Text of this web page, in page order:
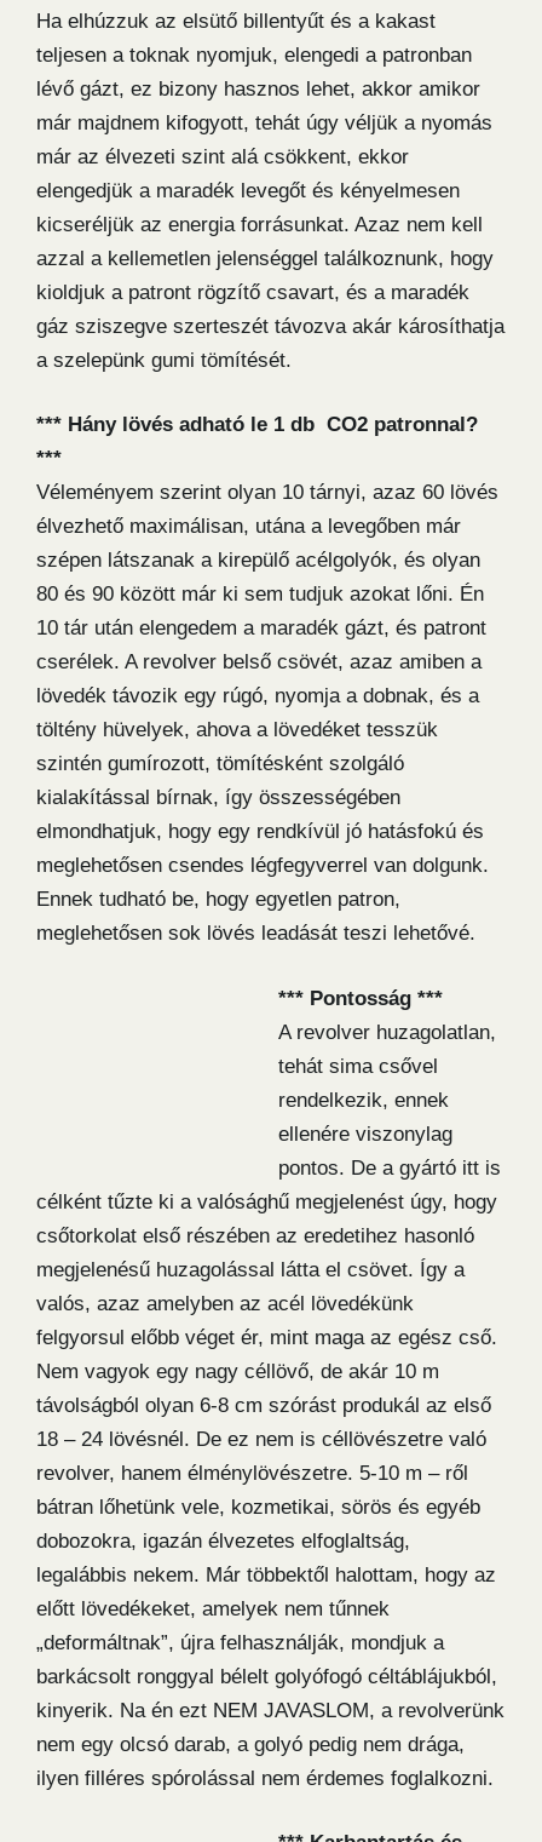
Ha elhúzzuk az elsütő billentyűt és a kakast
teljesen a toknak nyomjuk, elengedi a patronban
lévő gázt, ez bizony hasznos lehet, akkor amikor
már majdnem kifogyott, tehát úgy véljük a nyomás
már az élvezeti szint alá csökkent, ekkor
elengedjük a maradék levegőt és kényelmesen
kicseréljük az energia forrásunkat. Azaz nem kell
azzal a kellemetlen jelenséggel találkoznunk, hogy
kioldjuk a patront rögzítő csavart, és a maradék
gáz sziszegve szerteszét távozva akár károsíthatja
a szelepünk gumi tömítését.
*** Hány lövés adható le 1 db CO2 patronnal?
***
Véleményem szerint olyan 10 tárnyi, azaz 60 lövés
élvezhető maximálisan, utána a levegőben már
szépen látszanak a kirepülő acélgolyók, és olyan
80 és 90 között már ki sem tudjuk azokat lőni. Én
10 tár után elengedem a maradék gázt, és patront
cserélek. A revolver belső csövét, azaz amiben a
lövedék távozik egy rúgó, nyomja a dobnak, és a
töltény hüvelyek, ahova a lövedéket tesszük
szintén gumírozott, tömítésként szolgáló
kialakítással bírnak, így összességében
elmondhatjuk, hogy egy rendkívül jó hatásfokú és
meglehetősen csendes légfegyverrel van dolgunk.
Ennek tudható be, hogy egyetlen patron,
meglehetősen sok lövés leadását teszi lehetővé.
*** Pontosság ***
A revolver huzagolatlan,
tehát sima csővel
rendelkezik, ennek
ellenére viszonylag
pontos. De a gyártó itt is
célként tűzte ki a valósághű megjelenést úgy, hogy
csőtorkolat első részében az eredetihez hasonló
megjelenésű huzagolással látta el csövet. Így a
valós, azaz amelyben az acél lövedékünk
felgyorsul előbb véget ér, mint maga az egész cső.
Nem vagyok egy nagy céllövő, de akár 10 m
távolságból olyan 6-8 cm szórást produkál az első
18 – 24 lövésnél. De ez nem is céllövészetre való
revolver, hanem élménylövészetre. 5-10 m – ről
bátran lőhetünk vele, kozmetikai, sörös és egyéb
dobozokra, igazán élvezetes elfoglaltság,
legalábbis nekem. Már többektől halottam, hogy az
előtt lövedékeket, amelyek nem tűnnek
„deformáltnak”, újra felhasználják, mondjuk a
barkácsolt ronggyal bélelt golyófogó céltáblájukból,
kinyerik. Na én ezt NEM JAVASLOM, a revolverünk
nem egy olcsó darab, a golyó pedig nem drága,
ilyen filléres spórolással nem érdemes foglalkozni.